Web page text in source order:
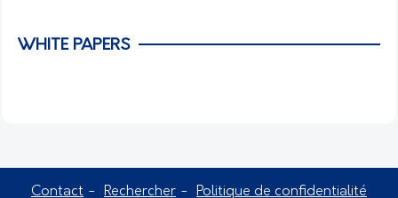
WHITE PAPERS
Contact Rechercher Politique de confidentialité